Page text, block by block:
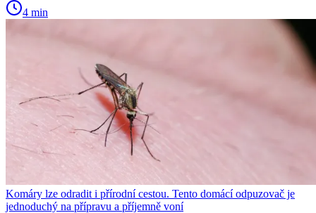
4 min
Komáry lze odradit i přírodní cestou. Tento domácí odpuzovač je
jednoduchý na přípravu a příjemně voní